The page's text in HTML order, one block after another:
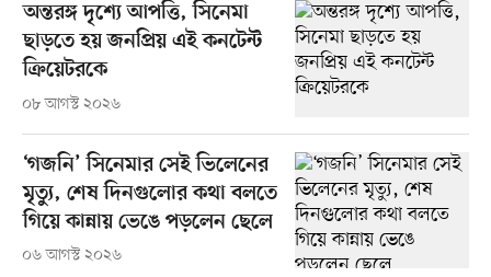
অন্তরঙ্গ দৃশ্যে আপত্তি, সিনেমা
ছাড়তে হয় জনপ্রিয় এই কনটেন্ট
ক্রিয়েটরকে
০৮ আগস্ট ২০২৬
‘গজনি’ সিনেমার সেই ভিলেনের
মৃত্যু, শেষ দিনগুলোর কথা বলতে
গিয়ে কান্নায় ভেঙে পড়লেন ছেলে
০৬ আগস্ট ২০২৬